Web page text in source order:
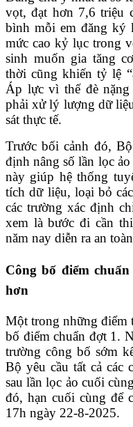
vọt, đạt hơn 7,6 triệu
bình mỗi em đăng ký
mức cao kỷ lục trong
sinh muốn gia tăng
thời cũng khiến tỷ lệ
Áp lực vì thế đè
phải xử lý lượng dữ
sát thực tế.
Trước bối cảnh đó,
định nâng số lần lọc
này giúp hệ thống
tích dữ liệu, loại bỏ
các trường xác định
xem là bước đi cần
năm nay diễn ra an
Công bố điểm
hơn
Một trong những điểm
bố điểm chuẩn đợt 1.
trường công bố sớm
Bộ yêu cầu tất cả các
sau lần lọc ảo cuối
đó, hạn cuối cùng để
17h ngày 22-8-2025.